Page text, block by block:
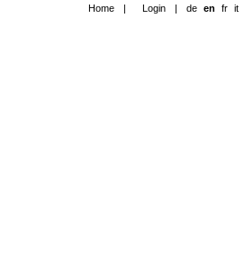
Home | Login | de en fr it